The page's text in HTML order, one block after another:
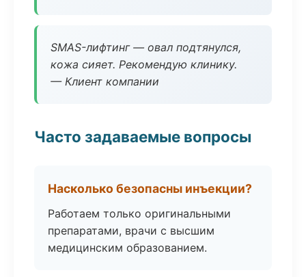
SMAS-лифтинг — овал подтянулся,
кожа сияет. Рекомендую клинику.
— Клиент компании
Часто задаваемые вопросы
Насколько безопасны инъекции?
Работаем только оригинальными
препаратами, врачи с высшим
медицинским образованием.